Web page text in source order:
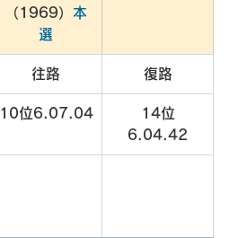
（1969） 本
選
往路 復路
10位6.07.04
14位
6.04.42